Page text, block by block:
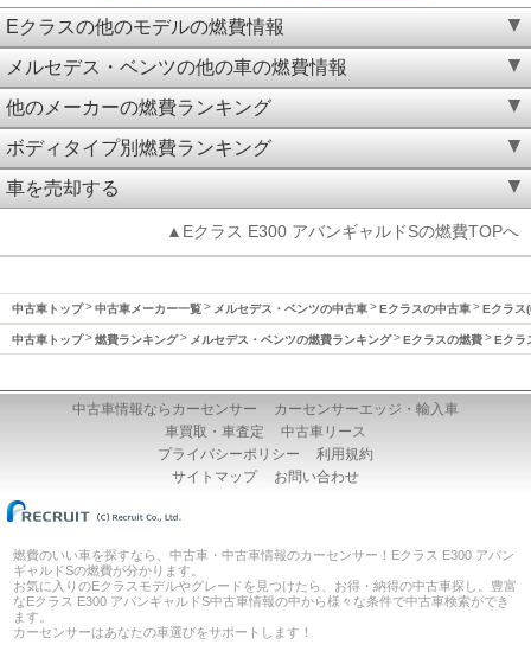
Eクラスの他のモデルの燃費情報
メルセデス・ベンツの他の車の燃費情報
他のメーカーの燃費ランキング
ボディタイプ別燃費ランキング
車を売却する
▲Eクラス E300 アバンギャルドSの燃費TOPへ
中古車トップ 中古車メーカー一覧 メルセデス・ベンツの中古車 Eクラスの中古車 Eクラス
中古車トップ 燃費ランキング メルセデス・ベンツの燃費ランキング Eクラスの燃費 Eクラ
中古車情報ならカーセンサー
カーセンサーエッジ・輸入車
車買取・車査定
中古車リース
プライバシーポリシー
利用規約
サイトマップ
お問い合わせ
燃費のいい車を探すなら、中古車・中古車情報のカーセンサー！Eクラス E300 アバン
ギャルドSの燃費が分かります。
お気に入りのEクラスモデルやグレードを見つけたら、お得・納得の中古車探し。豊富
なEクラス E300 アバンギャルドS中古車情報の中から様々な条件で中古車検索ができ
ます。
カーセンサーはあなたの車選びをサポートします！